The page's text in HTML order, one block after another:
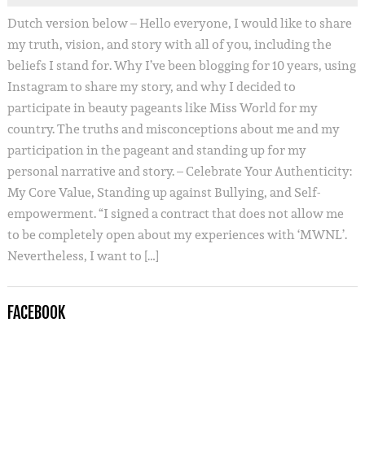
Dutch version below – Hello everyone, I would like to share
my truth, vision, and story with all of you, including the
beliefs I stand for. Why I’ve been blogging for 10 years, using
Instagram to share my story, and why I decided to
participate in beauty pageants like Miss World for my
country. The truths and misconceptions about me and my
participation in the pageant and standing up for my
personal narrative and story. – Celebrate Your Authenticity:
My Core Value, Standing up against Bullying, and Self-
empowerment. “I signed a contract that does not allow me
to be completely open about my experiences with ‘MWNL’.
Nevertheless, I want to […]
FACEBOOK